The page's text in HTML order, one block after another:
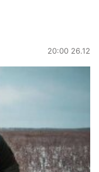
20:00 26.12